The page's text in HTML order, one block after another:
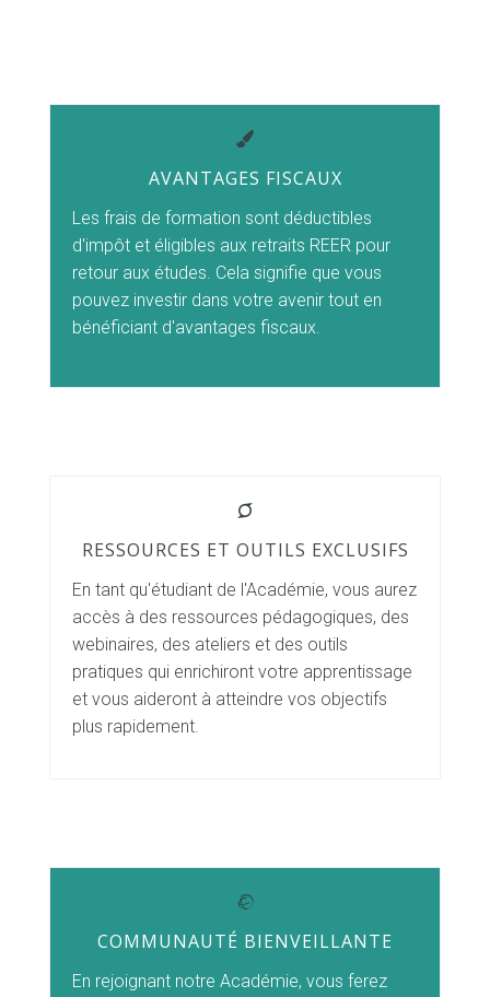
AVANTAGES FISCAUX
Les frais de formation sont déductibles
d'impôt et éligibles aux retraits REER pour
retour aux études. Cela signifie que vous
pouvez investir dans votre avenir tout en
bénéficiant d'avantages fiscaux.
RESSOURCES ET OUTILS EXCLUSIFS
En tant qu'étudiant de l'Académie, vous aurez
accès à des ressources pédagogiques, des
webinaires, des ateliers et des outils
pratiques qui enrichiront votre apprentissage
et vous aideront à atteindre vos objectifs
plus rapidement.
COMMUNAUTÉ BIENVEILLANTE
En rejoignant notre Académie, vous ferez